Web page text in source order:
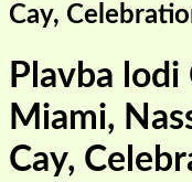
Cay,
Plavba lodi
Miami,
Cay,